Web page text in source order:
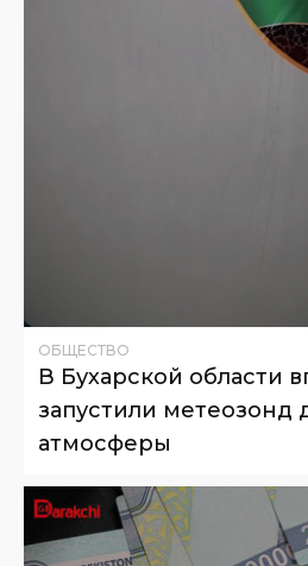
ОБЩЕСТВО
В Бухарской области
запустили метеозонд
атмосферы